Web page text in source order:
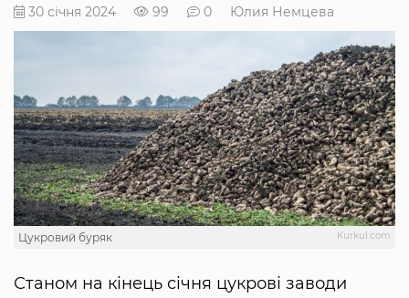
30 січня 2024 99 0 Юлия Немцева
Kurkul.com
Цукровий буряк
Станом на кінець січня цукрові заводи